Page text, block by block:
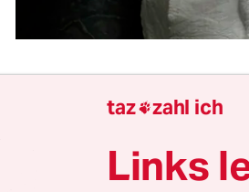
durch Verhandlungen zu
Erstens müssen
gelangt sein,
taz zahl ich
Links